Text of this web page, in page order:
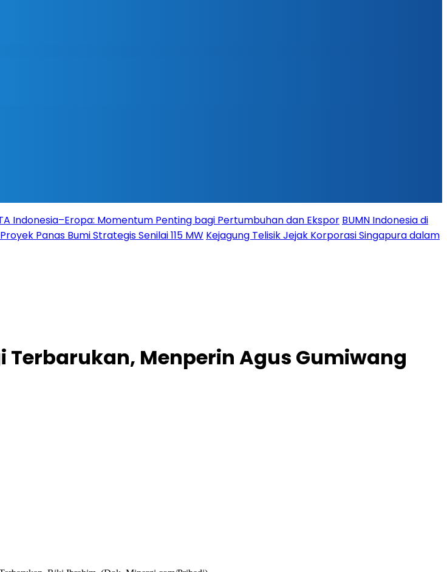
Indonesia–Eropa: Momentum Penting bagi Pertumbuhan dan Ekspor BUMN Indonesia di
Panas Bumi Strategis Senilai 115 MW Kejagung Telisik Jejak Korporasi Singapura dalam
Menperin Agus Gumiwang